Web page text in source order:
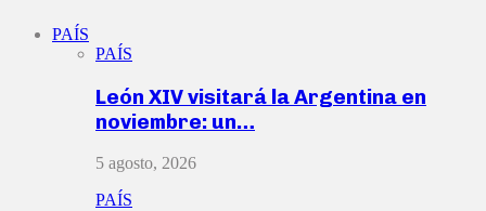
PAÍS
PAÍS
León XIV visitará la Argentina en
noviembre: un…
5 agosto, 2026
PAÍS